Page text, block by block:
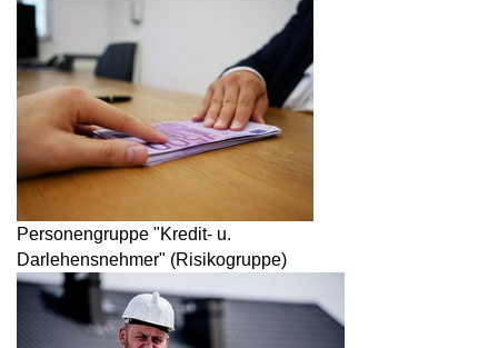
Personengruppe "Kredit- u.
Darlehensnehmer" (Risikogruppe)